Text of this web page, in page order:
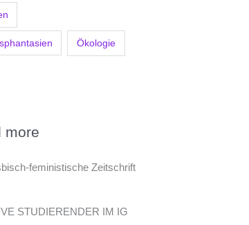
Ökologie
more
feministische Zeitschrift
STUDIERENDER IM IG